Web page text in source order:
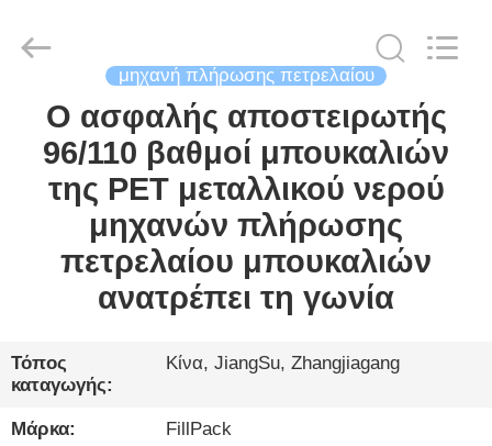
ΣΠΊΤΙ
ΠΡΟΪΌΝΤΑ
ΠΕΡΊΠΟΥ
ΓΎΡΟΣ
ΕΡΓΟΣΤΑΣΊΩΝ
Machinery
Reserved.
μηχανή πλήρωσης πετρελαίου
Ο ασφαλής αποστειρωτής
96/110 βαθμοί μπουκαλιών
της PET μεταλλικού νερού
μηχανών πλήρωσης
πετρελαίου μπουκαλιών
ανατρέπει τη γωνία
Τόπος
καταγωγής:
Κίνα, JiangSu, Zhangjiagang
Μάρκα: FillPack